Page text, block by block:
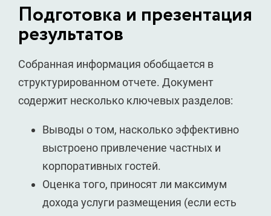
Подготовка и презентация
результатов
Собранная информация обобщается в
структурированном отчете. Документ
содержит несколько ключевых разделов:
Выводы о том, насколько эффективно
выстроено привлечение частных и
корпоративных гостей.
Оценка того, приносят ли максимум
дохода услуги размещения (если есть